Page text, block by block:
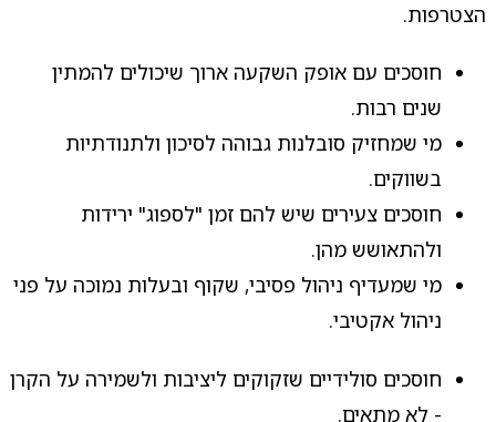
הצטרפות.
חוסכים עם אופק השקעה ארוך שיכולים להמתין
שנים רבות.
מי שמחזיק סובלנות גבוהה לסיכון ולתנודתיות
בשווקים.
חוסכים צעירים שיש להם זמן "לספוג" ירידות
ולהתאושש מהן.
מי שמעדיף ניהול פסיבי, שקוף ובעלות נמוכה על פני
ניהול אקטיבי.
חוסכים סולידיים שזקוקים ליציבות ולשמירה על הקרן
- לא מתאים.